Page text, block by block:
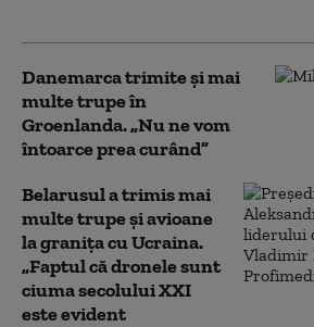
Danemarca trimite și mai
multe trupe în
Groenlanda. „Nu ne vom
întoarce prea curând”
Belarusul a trimis mai
multe trupe și avioane
la granița cu Ucraina.
„Faptul că dronele sunt
ciuma secolului XXI
este evident